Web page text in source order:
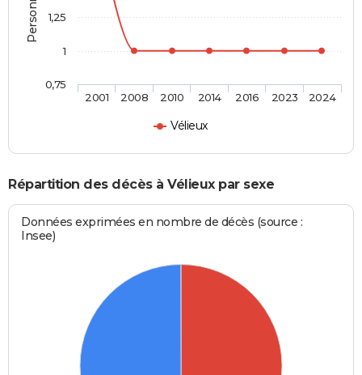
Vélieux
2001 2008 2010 2014 2016 2023 2024
0,75
1
1,25
Répartition des décès à Vélieux par sexe
Données exprimées en nombre de décès (source :
Insee)